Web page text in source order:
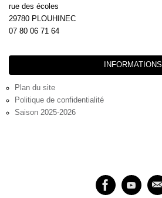
rue des écoles
29780 PLOUHINEC
07 80 06 71 64
INFORMATIONS
Plan du site
Politique de confidentialité
Saison 2025-2026